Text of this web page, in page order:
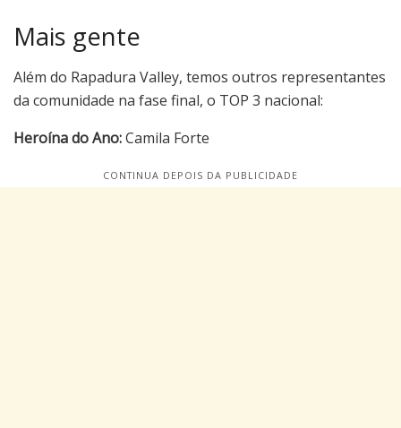
Mais gente
Além do Rapadura Valley, temos outros representantes
da comunidade na fase final, o TOP 3 nacional:
Heroína do Ano:Camila Forte
CONTINUA DEPOIS DA PUBLICIDADE